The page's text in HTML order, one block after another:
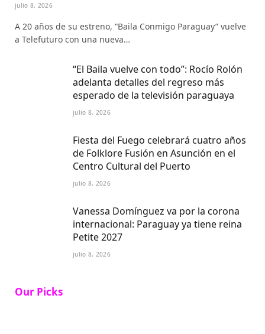
julio 8, 2026
A 20 años de su estreno, “Baila Conmigo Paraguay” vuelve
a Telefuturo con una nueva…
“El Baila vuelve con todo”: Rocío Rolón
adelanta detalles del regreso más
esperado de la televisión paraguaya
julio 8, 2026
Fiesta del Fuego celebrará cuatro años
de Folklore Fusión en Asunción en el
Centro Cultural del Puerto
julio 8, 2026
Vanessa Domínguez va por la corona
internacional: Paraguay ya tiene reina
Petite 2027
julio 8, 2026
Our Picks